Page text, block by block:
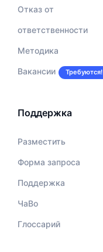
Отказ от
ответственности
Методика
Вакансии Требуются!
Поддержка
Разместить
Форма запроса
Поддержка
ЧаВо
Глоссарий